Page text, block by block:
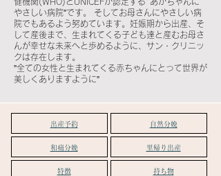
やさしい病院”です。 そしてお母さんにやさしい病
院でもあるよう努めています。妊娠期から出産、そ
して産後まで、生まれてくる子ども達と産むお母さ
んが幸せな未来へと歩めるように、サン・クリニッ
クは存在します。
”全ての女性と生まれてくる赤ちゃんにとって世界が
美しくありますように”
​出産予約
和痛分娩
特徴
自然分娩
​里帰り出産
持ち物